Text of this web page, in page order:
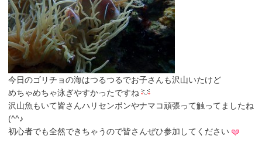
今日のゴリチョの海はつるつるでお子さんも沢山いたけど
めちゃめちゃ泳ぎやすかったですね
沢山魚もいて皆さんハリセンボンやナマコ頑張って触ってましたね
(^^♪
初心者でも全然できちゃうので皆さんぜひ参加してください